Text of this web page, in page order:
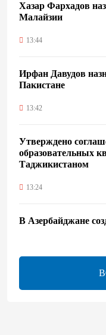
Хазар Фархадов
Малайзии
13:44
Ирфан Давудов
Пакистане
13:42
Утверждено
образовательных
Таджикистаном
13:24
В Азербайджане
13:16
ЕАЭС расширяет